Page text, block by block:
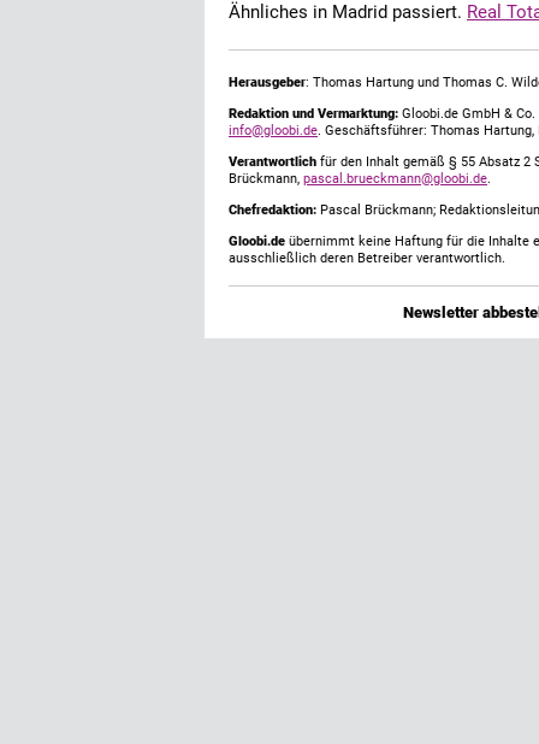
Ähnliches in Madrid passiert. Real
Herausgeber: Thomas Hartung und Thomas C.
Redaktion und Vermarktung: Gloobi.de GmbH &
info@gloobi.de. Geschäftsführer: Thomas
Verantwortlich für den Inhalt gemäß § 55 Absatz 2
Brückmann, pascal.brueckmann@gloobi.de.
Chefredaktion: Pascal Brückmann;
Gloobi.de übernimmt keine Haftung für die Inhalte
ausschließlich deren Betreiber verantwortlich.
Newsletter